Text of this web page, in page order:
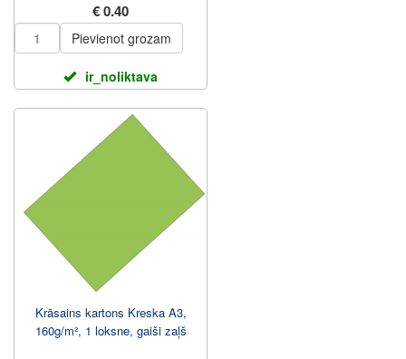
€ 0.40
Pievienot grozam
ir_noliktava
Krāsains kartons Kreska A3,
160g/m², 1 loksne, gaiši zaļš